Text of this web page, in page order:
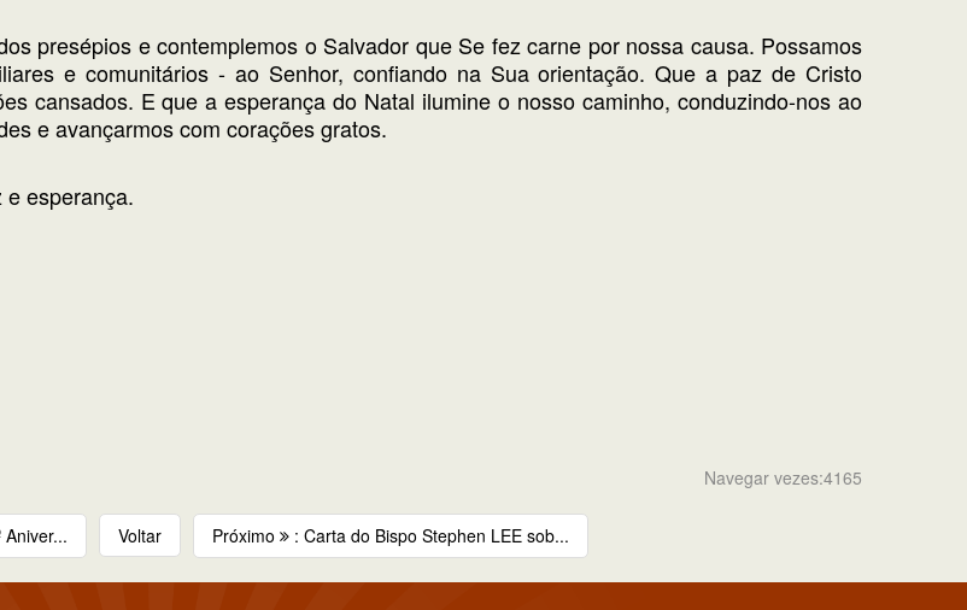
presépios e contemplemos o Salvador que Se fez carne por nossa causa. Possamos
e comunitários - ao Senhor, confiando na Sua orientação. Que a paz de Cristo
cansados. E que a esperança do Natal ilumine o nosso caminho, conduzindo-nos ao
e avançarmos com corações gratos.
esperança.
Navegar vezes:4165
Voltar Próximo : Carta do Bispo Stephen LEE sob...